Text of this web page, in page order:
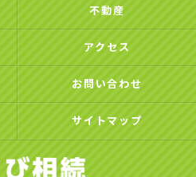
不動産
アクセス
お問い合わせ
サイトマップ